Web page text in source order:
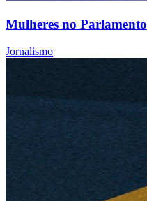
Mulheres no Parlamento
Jornalismo